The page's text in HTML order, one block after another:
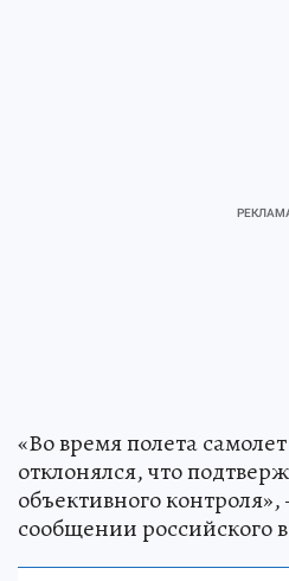
«Во время полета
отклонялся, что
объективного
сообщении российского